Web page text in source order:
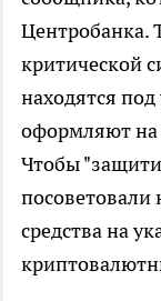
Центробанка.
критической
находятся
оформляют на
Чтобы
посоветовали
средства на